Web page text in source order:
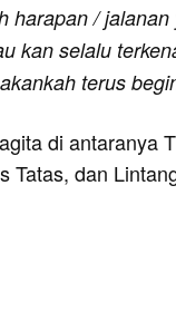
harapan /
kan selalu
terus
di antaranya
Tatas, dan